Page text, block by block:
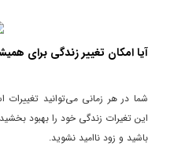
است باورهای ذهنی تو است، اگر
راحت‌تر و با کیفیت‌تر مسیر زندگی
آیا امکان تغییر زندگی برای
شما در هر زمانی می‌توانید
این تغیرات زندگی خود را بهبود
باشید و زود ناامید نشوید.